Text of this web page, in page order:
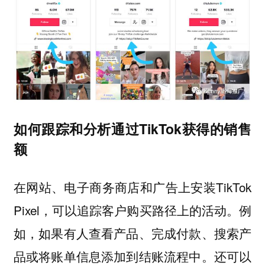
如何跟踪和分析通过TikTok获得的销售
额
在网站、电子商务商店和广告上安装TikTok
Pixel，可以追踪客户购买路径上的活动。例
如，如果有人查看产品、完成付款、搜索产
品或将账单信息添加到结账流程中。还可以